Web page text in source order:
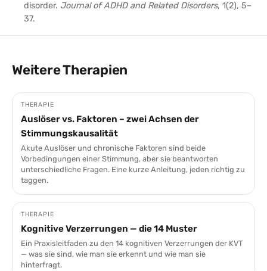
disorder. Journal of ADHD and Related Disorders, 1(2), 5–
37.
Weitere Therapien
THERAPIE
Auslöser vs. Faktoren – zwei Achsen der
Stimmungskausalität
Akute Auslöser und chronische Faktoren sind beide
Vorbedingungen einer Stimmung, aber sie beantworten
unterschiedliche Fragen. Eine kurze Anleitung, jeden richtig zu
taggen.
THERAPIE
Kognitive Verzerrungen — die 14 Muster
Ein Praxisleitfaden zu den 14 kognitiven Verzerrungen der KVT
— was sie sind, wie man sie erkennt und wie man sie
hinterfragt.